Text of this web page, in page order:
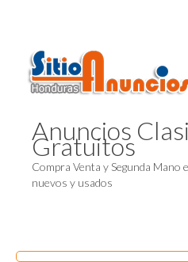
Anuncios
Gratuitos
Compra Venta y Segunda
nuevos y usados